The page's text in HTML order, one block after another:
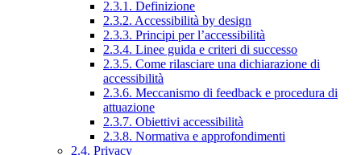
2.3.1. Definizione
2.3.2. Accessibilità by design
2.3.3. Principi per l’accessibilità
2.3.4. Linee guida e criteri di successo
2.3.5. Come rilasciare una dichiarazione di
accessibilità
2.3.6. Meccanismo di feedback e procedura di
attuazione
2.3.7. Obiettivi accessibilità
2.3.8. Normativa e approfondimenti
2.4. Privacy